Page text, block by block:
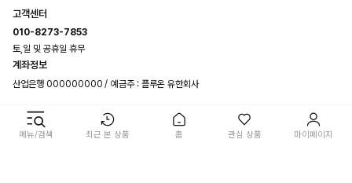
메뉴/검색 최근 본 상품 홈 관심 상품 마이페이지
플루온 유한회사 대표: HOU CHANGDONG 개인정보보호책임자: 호우창동
주소: 충청남
도 천안시 서북구 성환읍 성환1로 167, 202-제이2호
고객센터
010-8273-7853
토,일 및 공휴일 휴무
계좌정보
산업은행 000000000 예금주 : 플루온 유한회사